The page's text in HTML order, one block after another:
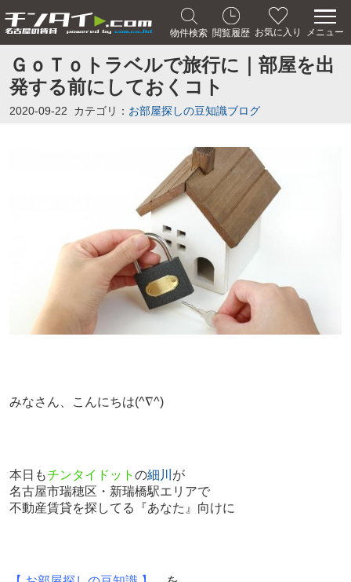
物件検索 閲覧履歴 お気に入り メニュー
ＧｏＴｏトラベルで旅行に｜部屋を出
発する前にしておくコト
2020-09-22 カテゴリ： お部屋探しの豆知識ブログ
みなさん、こんにちは(^∇^)
本日もチンタイドット の細川 が
名古屋市瑞穂区・新瑞橋駅エリアで
不動産賃貸を探してる『あなた』向けに